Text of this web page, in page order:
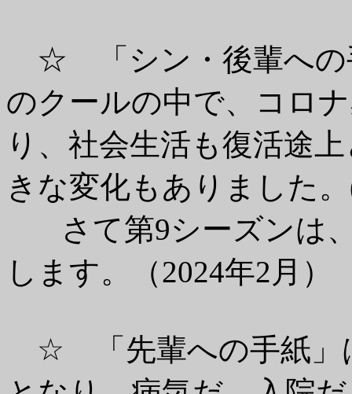
☆ 「シン・後輩への
のクールの中で、コロ
り、社会生活も復活途
きな変化もありました
さて第9シーズンは
します。（2024年2月）
☆ 「先輩への手紙」